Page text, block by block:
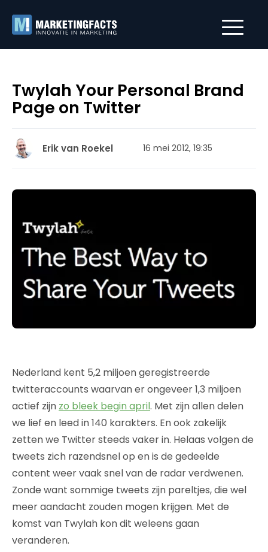
Twylah Your Personal Brand
Page on Twitter
Erik van Roekel 16 mei 2012, 19:35
Nederland kent 5,2 miljoen geregistreerde
twitteraccounts waarvan er ongeveer 1,3 miljoen
actief zijn zo bleek begin april. Met zijn allen delen
we lief en leed in 140 karakters. En ook zakelijk
zetten we Twitter steeds vaker in. Helaas volgen de
tweets zich razendsnel op en is de gedeelde
content weer vaak snel van de radar verdwenen.
Zonde want sommige tweets zijn pareltjes, die wel
meer aandacht zouden mogen krijgen. Met de
komst van Twylah kon dit weleens gaan
veranderen.